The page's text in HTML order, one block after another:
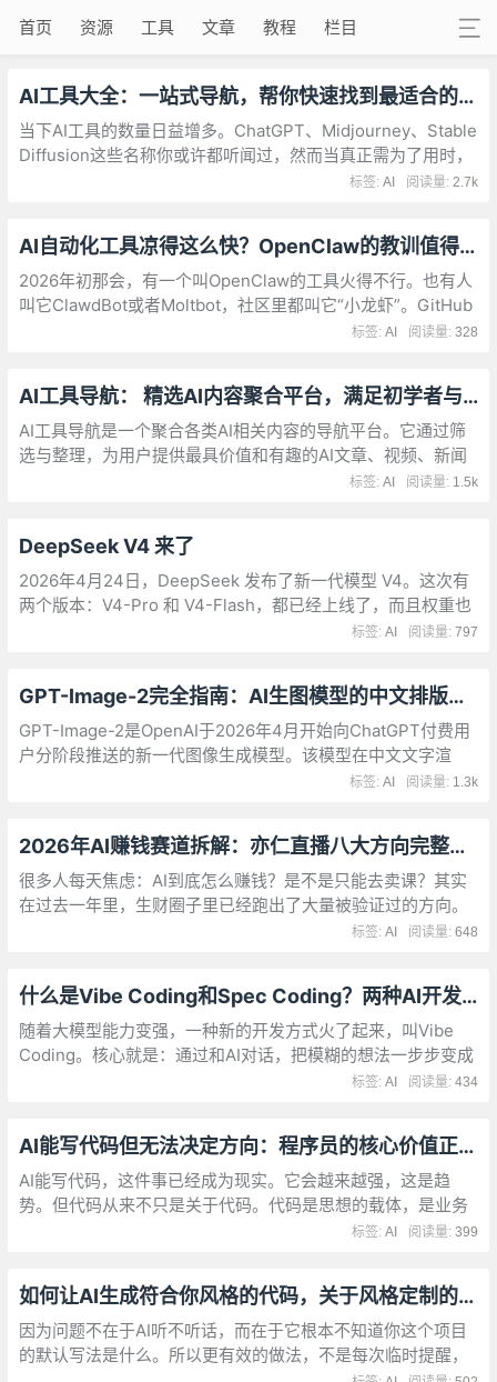
首页 资源 工具 文章 教程 栏目
AI工具大全：一站式导航，帮你快速找到最适合的工具
当下AI工具的数量日益增多。ChatGPT、Midjourney、Stable
Diffusion这些名称你或许都听闻过，然而当真正需为了用时，
若想寻觅一款契合自身需求的工具，通常要在网页上花费不少
阅读量: 2.7k
标签:AI
AI自动化工具凉得这么快？OpenClaw的教训值得看看
2026年初那会，有一个叫OpenClaw的工具火得不行。也有人
叫它ClawdBot或者Moltbot，社区里都叫它“小龙虾”。GitHub
上星标一下子冲到了25万，全球有超过10万个实例部署。营销
阅读量:328
标签:AI
AI工具导航： 精选AI内容聚合平台，满足初学者与专业用户需求
AI工具导航是一个聚合各类AI相关内容的导航平台。它通过筛
选与整理，为用户提供最具价值和有趣的AI文章、视频、新闻
及资源。无论您是对AI感兴趣的初学者，还是深耕AI领域的专
阅读量: 1.5k
标签:AI
DeepSeek V4 来了
2026年4月24日，DeepSeek 发布了新一代模型 V4。这次有
两个版本：V4-Pro 和 V4-Flash，都已经上线了，而且权重也
开源了。你可以去官网 chat.deepseek.com 或者官方 App 直
阅读量:797
标签:AI
GPT-Image-2完全指南：AI生图模型的中文排版革命
GPT-Image-2是OpenAI于2026年4月开始向ChatGPT付费用
户分阶段推送的新一代图像生成模型。该模型在中文文字渲
染、复杂版式排版、风格迁移和UI还原方面实现了跨代升级，
阅读量: 1.3k
标签:AI
2026年AI赚钱赛道拆解：亦仁直播八大方向完整梳理
很多人每天焦虑：AI到底怎么赚钱？是不是只能去卖课？其实
在过去一年里，生财圈子里已经跑出了大量被验证过的方向。
从YouTube的AI中视频，到几十万流水的小程序，再到闷声发
阅读量:648
标签:AI
什么是Vibe Coding和Spec Coding？两种AI开发模式的区别与选择
随着大模型能力变强，一种新的开发方式火了起来，叫Vibe
Coding。核心就是：通过和AI对话，把模糊的想法一步步变成
能跑的产品。你不用像传统开发那样先画架构图、拆解需求、
阅读量:434
标签:AI
AI能写代码但无法决定方向：程序员的核心价值正在转移
AI能写代码，这件事已经成为现实。它会越来越强，这是趋
势。但代码从来不只是关于代码。代码是思想的载体，是业务
的映射，是人与人之间协作的桥梁。每一行代码的背后，都承
阅读量:399
标签:AI
如何让AI生成符合你风格的代码，关于风格定制的深度实践
因为问题不在于AI听不听话，而在于它根本不知道你这个项目
的默认写法是什么。所以更有效的做法，不是每次临时提醒，